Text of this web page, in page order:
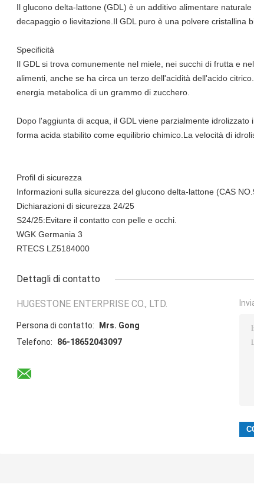
Il glucono delta-lattone (GDL) è un additivo alimentare
decapaggio o lievitazione.Il GDL puro è una polvere cristallina
Specificità
Il GDL si trova comunemente nel miele, nei succhi di frutta e
alimenti, anche se ha circa un terzo dell'acidità dell'acido
energia metabolica di un grammo di zucchero.
Dopo l'aggiunta di acqua, il GDL viene parzialmente
forma acida stabilito come equilibrio chimico.La velocità di
Profil di sicurezza
Informazioni sulla sicurezza del glucono delta-lattone (CAS
Dichiarazioni di sicurezza 24/25
S24/25:Evitare il contatto con pelle e occhi.
WGK Germania 3
RTECS LZ5184000
Dettagli di contatto
HUGESTONE ENTERPRISE CO., LTD.
Persona di contatto:
Mrs. Gong
Telefono:
86-18652043097